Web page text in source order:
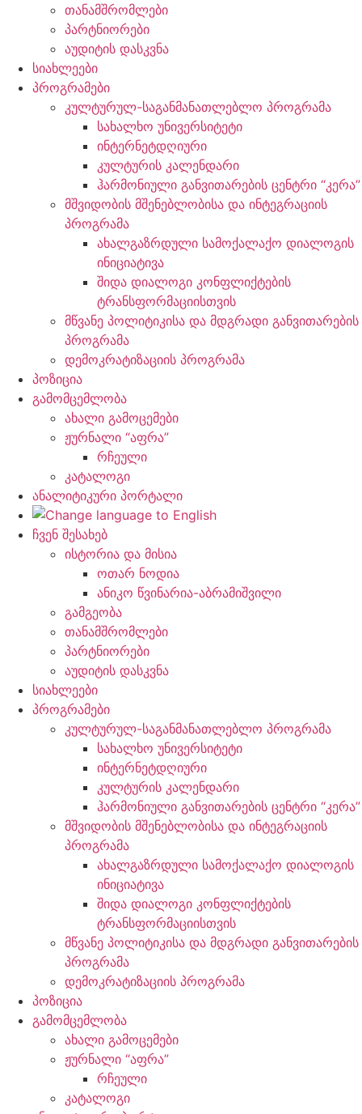
თანამშრომლები
პარტნიორები
აუდიტის დასკვნა
სიახლეები
პროგრამები
კულტურულ-საგანმანათლებლო პროგრამა
სახალხო უნივერსიტეტი
ინტერნეტდღიური
კულტურის კალენდარი
ჰარმონიული განვითარების ცენტრი “კერა”
მშვიდობის მშენებლობისა და ინტეგრაციის
პროგრამა
ახალგაზრდული სამოქალაქო დიალოგის
ინიციატივა
შიდა დიალოგი კონფლიქტების
ტრანსფორმაციისთვის
მწვანე პოლიტიკისა და მდგრადი განვითარების
პროგრამა
დემოკრატიზაციის პროგრამა
პოზიცია
გამომცემლობა
ახალი გამოცემები
ჟურნალი “აფრა”
რჩეული
კატალოგი
ანალიტიკური პორტალი
ჩვენ შესახებ
ისტორია და მისია
ოთარ ნოდია
ანიკო წვინარია-აბრამიშვილი
გამგეობა
თანამშრომლები
პარტნიორები
აუდიტის დასკვნა
სიახლეები
პროგრამები
კულტურულ-საგანმანათლებლო პროგრამა
სახალხო უნივერსიტეტი
ინტერნეტდღიური
კულტურის კალენდარი
ჰარმონიული განვითარების ცენტრი “კერა”
მშვიდობის მშენებლობისა და ინტეგრაციის
პროგრამა
ახალგაზრდული სამოქალაქო დიალოგის
ინიციატივა
შიდა დიალოგი კონფლიქტების
ტრანსფორმაციისთვის
მწვანე პოლიტიკისა და მდგრადი განვითარების
პროგრამა
დემოკრატიზაციის პროგრამა
პოზიცია
გამომცემლობა
ახალი გამოცემები
ჟურნალი “აფრა”
რჩეული
კატალოგი